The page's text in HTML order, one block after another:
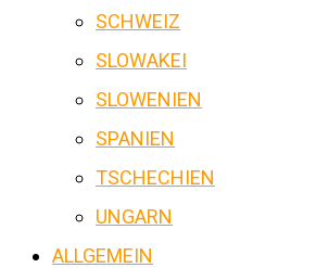
SCHWEIZ
SLOWAKEI
SLOWENIEN
SPANIEN
TSCHECHIEN
UNGARN
ALLGEMEIN